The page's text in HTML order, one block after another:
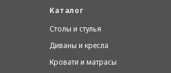
Каталог
Столы и стулья
Диваны и кресла
Кровати и матрасы